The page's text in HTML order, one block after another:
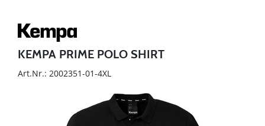
KEMPA PRIME POLO SHIRT
Art.Nr.: 2002351-01-4XL